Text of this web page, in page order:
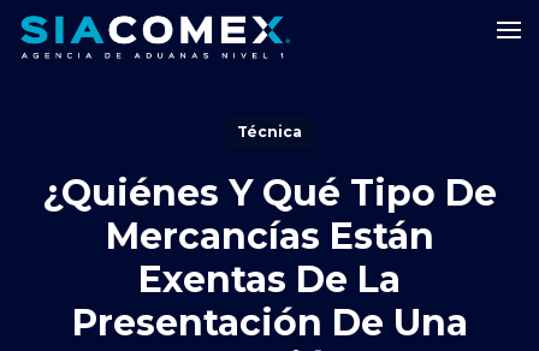
Técnica
¿Quiénes Y Qué Tipo De
Mercancías Están
Exentas De La
Presentación De Una